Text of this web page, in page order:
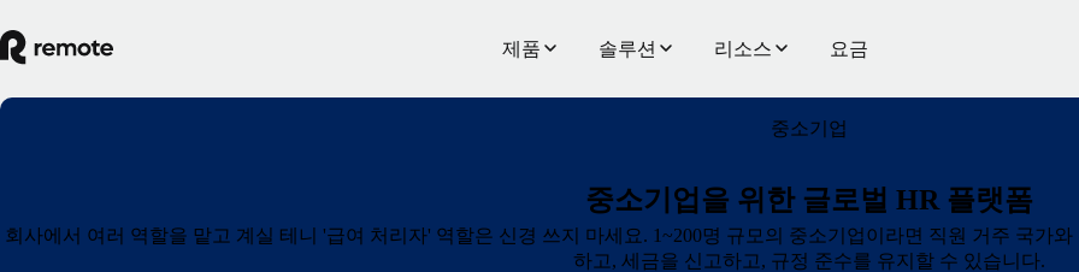
제품 솔루션 리소스 요금
중소기업
중소기업을 위한 글로벌 HR 플랫폼
회사에서 여러 역할을 맡고 계실 테니 '급여 처리자' 역할은 신경 쓰지 마세요. 1~200명 규모의 중소기업이라면 직원 거주 국가
하고, 세금을 신고하고, 규정 준수를 유지할 수 있습니다.